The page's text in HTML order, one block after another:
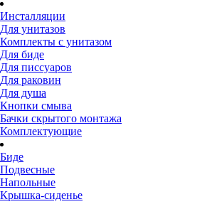
Инсталляции
Для унитазов
Комплекты с унитазом
Для биде
Для писсуаров
Для раковин
Для душа
Кнопки смыва
Бачки скрытого монтажа
Комплектующие
Биде
Подвесные
Напольные
Крышка-сиденье